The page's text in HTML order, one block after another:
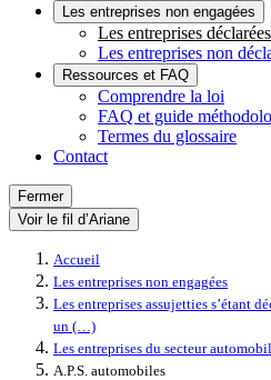
Les entreprises non engagées
Les entreprises déclarées
Les entreprises non
Ressources et FAQ
Comprendre la loi
FAQ et guide
Termes du glossaire
Contact
Fermer
Voir le fil d’Ariane
Accueil
Les entreprises non engagées
Les entreprises assujetties s’étant
un (…)
Les entreprises du secteur
A.P.S. automobiles